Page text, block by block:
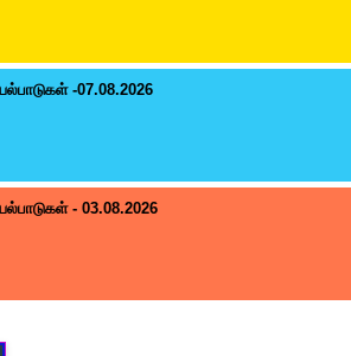
-07.08.2026
- 03.08.2026